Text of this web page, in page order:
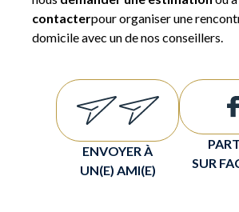
contacterpour organiser une
domicile avec un de nos conseillers.
ENVOYER À
UN(E) AMI(E)
SUR